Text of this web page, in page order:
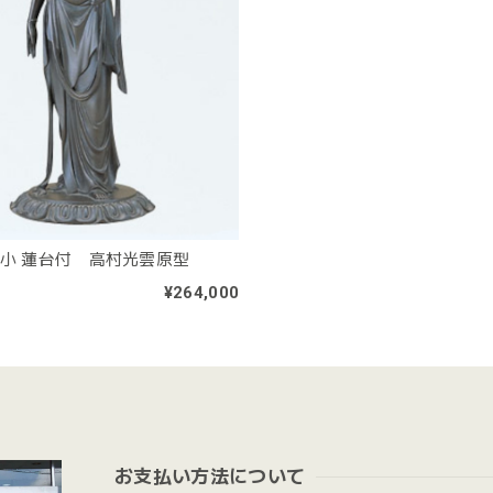
蓮台付 高村光雲原型
¥264,000
お支払い方法について